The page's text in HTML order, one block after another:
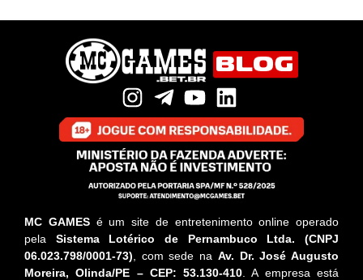
MC GAMESé um site de entretenimento online operado
pela Sistema Lotérico de Pernambuco Ltda. (CNPJ
06.023.798/0001-73) , com sede na Av. Dr. José Augusto
Moreira, Olinda/PE – CEP: 53.130-410 . A empresa está